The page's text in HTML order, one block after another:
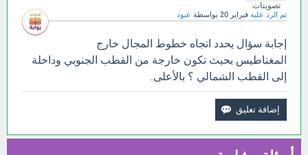
تصويتات
تم الرد عليه فبراير 20 بواسطة عبود
إجابة سؤال يحدد اتجاه خطوط المجال خارج
المغناطيس بحيث تكون خارجة من القطب الجنوبي وداخلة
إلى القطب الشمالي ؟ بالأعلى.